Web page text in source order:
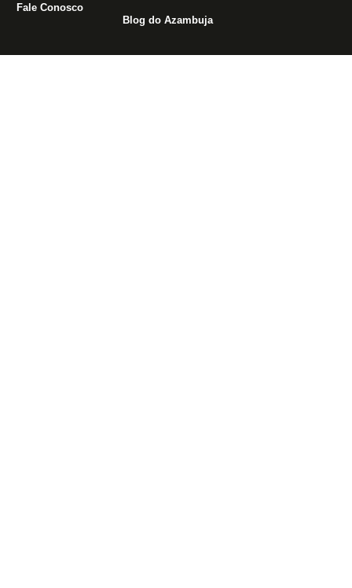
Fale Conosco
Blog do Azambuja